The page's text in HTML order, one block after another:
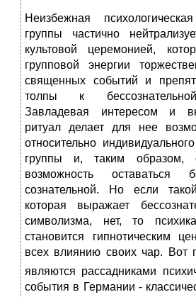
Неизбежная
группы частично
культовой церемонией,
групповой энергии
священных событий и
толпы к бессознательной
Завладевая интересом и
ритуал делает для нее
относительно
группы и, таким образом,
возможность
сознательной. Но если
которая выражает
символизма, нет, то
становится гипнотическим
всех влиянию своих чар. Вот
являются рассадниками
события в Германии -